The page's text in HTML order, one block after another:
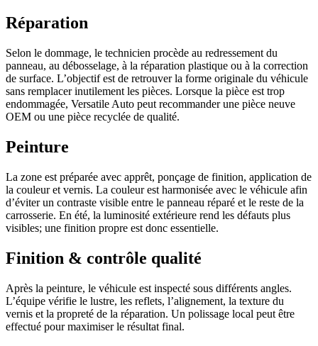
Réparation
Selon le dommage, le technicien procède au redressement du
panneau, au débosselage, à la réparation plastique ou à la correction
de surface. L’objectif est de retrouver la forme originale du véhicule
sans remplacer inutilement les pièces. Lorsque la pièce est trop
endommagée, Versatile Auto peut recommander une pièce neuve
OEM ou une pièce recyclée de qualité.
Peinture
La zone est préparée avec apprêt, ponçage de finition, application de
la couleur et vernis. La couleur est harmonisée avec le véhicule afin
d’éviter un contraste visible entre le panneau réparé et le reste de la
carrosserie. En été, la luminosité extérieure rend les défauts plus
visibles; une finition propre est donc essentielle.
Finition & contrôle qualité
Après la peinture, le véhicule est inspecté sous différents angles.
L’équipe vérifie le lustre, les reflets, l’alignement, la texture du
vernis et la propreté de la réparation. Un polissage local peut être
effectué pour maximiser le résultat final.